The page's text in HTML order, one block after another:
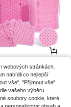
webových stránkách,
nabídli co nejlepší
vše", "Přijmout vše"
vašeho výběru.
soubory cookie, které